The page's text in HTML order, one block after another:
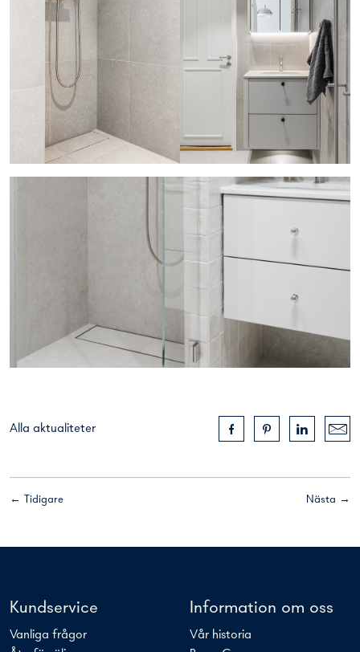
Alla aktualiteter
Nästa →
← Tidigare
Kundservice
Vanliga frågor
Information om oss
Vår historia